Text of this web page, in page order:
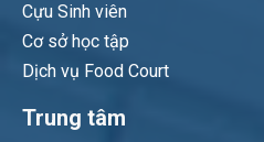
Cựu Sinh viên
Cơ sở học tập
Dịch vụ Food Court
Trung tâm